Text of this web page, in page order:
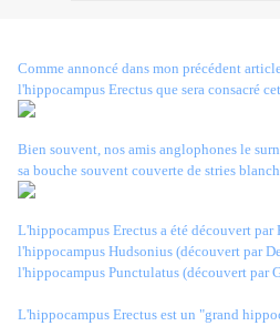
Comme annoncé dans mon précédent
l'hippocampus Erectus que sera consacré
Bien souvent, nos amis anglophones le
sa bouche souvent couverte de stries
L'hippocampus Erectus a été découvert par
l'hippocampus Hudsonius (découvert par
l'hippocampus Punctulatus (découvert par
L'hippocampus Erectus est un "grand